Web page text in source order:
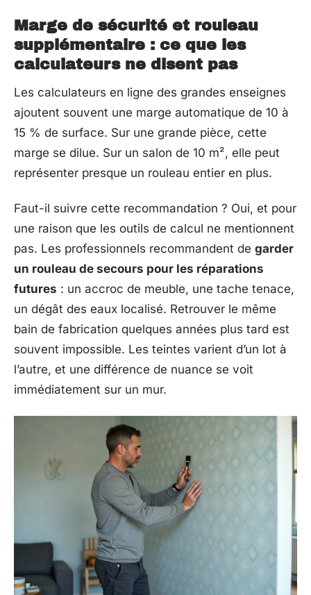
Marge de sécurité et rouleau
supplémentaire : ce que les
calculateurs ne disent pas
Les calculateurs en ligne des grandes enseignes
ajoutent souvent une marge automatique de 10 à
15 % de surface. Sur une grande pièce, cette
marge se dilue. Sur un salon de 10 m², elle peut
représenter presque un rouleau entier en plus.
Faut-il suivre cette recommandation ? Oui, et pour
une raison que les outils de calcul ne mentionnent
pas. Les professionnels recommandent de garder
un rouleau de secours pour les réparations
futures : un accroc de meuble, une tache tenace,
un dégât des eaux localisé. Retrouver le même
bain de fabrication quelques années plus tard est
souvent impossible. Les teintes varient d’un lot à
l’autre, et une différence de nuance se voit
immédiatement sur un mur.